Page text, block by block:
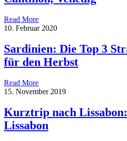
Read More
10. Februar 2020
Sardinien: Die Top 3
für den Herbst
Read More
15. November 2019
Kurztrip nach
Lissabon